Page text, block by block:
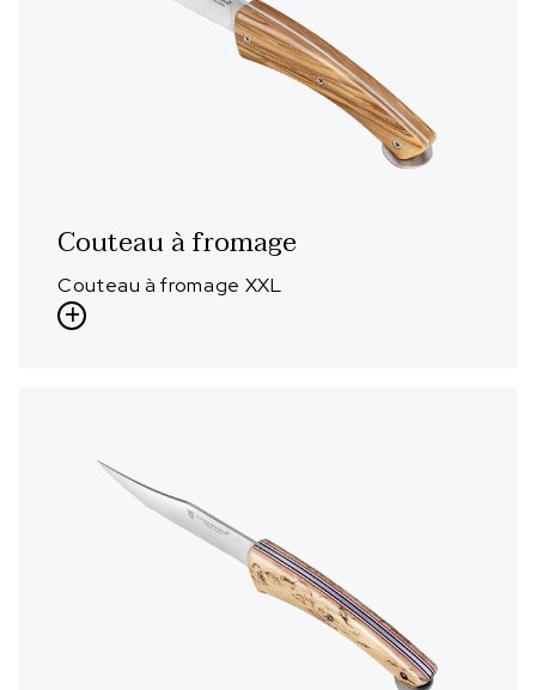
Couteau à fromage
Couteau à fromage XXL